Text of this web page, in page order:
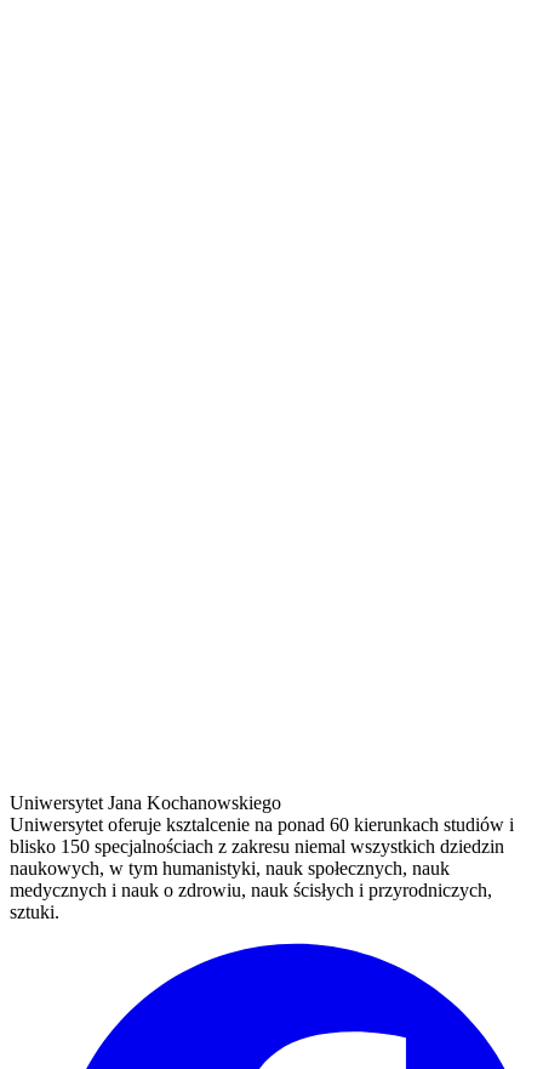
Uniwersytet Jana Kochanowskiego
Uniwersytet oferuje ksztalcenie na ponad 60 kierunkach studiów i
blisko 150 specjalnościach z zakresu niemal wszystkich dziedzin
naukowych, w tym humanistyki, nauk społecznych, nauk
medycznych i nauk o zdrowiu, nauk ścisłych i przyrodniczych,
sztuki.